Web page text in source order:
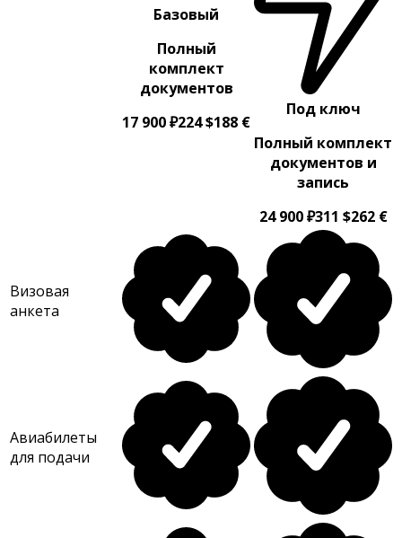
Базовый
Полный
комплект
документов
17 900₽224$188 €
Под ключ
Полный комплект
документов и
запись
24 900 ₽311 $262 €
Визовая
анкета
Авиабилеты
для подачи